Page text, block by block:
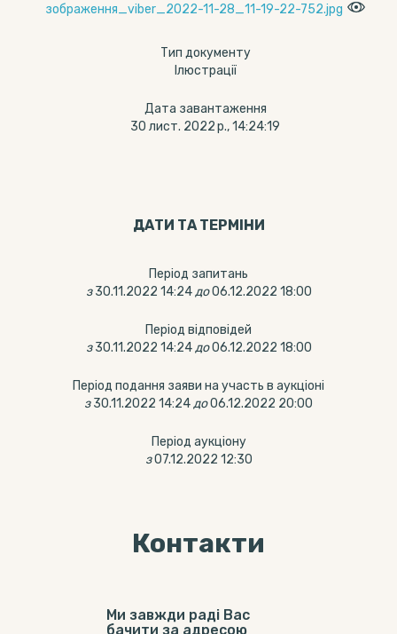
зображення_viber_2022-11-28_11-19-22-752.jpg
Тип документу
Ілюстрації
Дата завантаження
30 лист. 2022 р., 14:24:19
ДАТИ ТА ТЕРМIНИ
Період запитань
з 30.11.2022 14:24 до 06.12.2022 18:00
Період відповідей
з 30.11.2022 14:24 до 06.12.2022 18:00
Період подання заяви на участь в аукціоні
з 30.11.2022 14:24до06.12.2022 20:00
Період аукціону
з 07.12.2022 12:30
Контакти
Ми завжди раді Вас
бачити за адресою